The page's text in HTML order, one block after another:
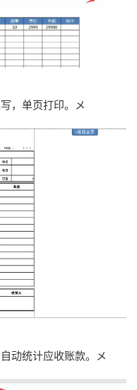
，单页打印。メ
动统计应收账款。メ